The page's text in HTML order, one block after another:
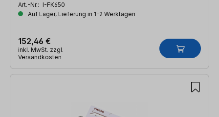
Art.-Nr.: I-FK650
Auf Lager, Lieferung in 1-2 Werktagen
152,46 €
inkl. MwSt. zzgl.
Versandkosten